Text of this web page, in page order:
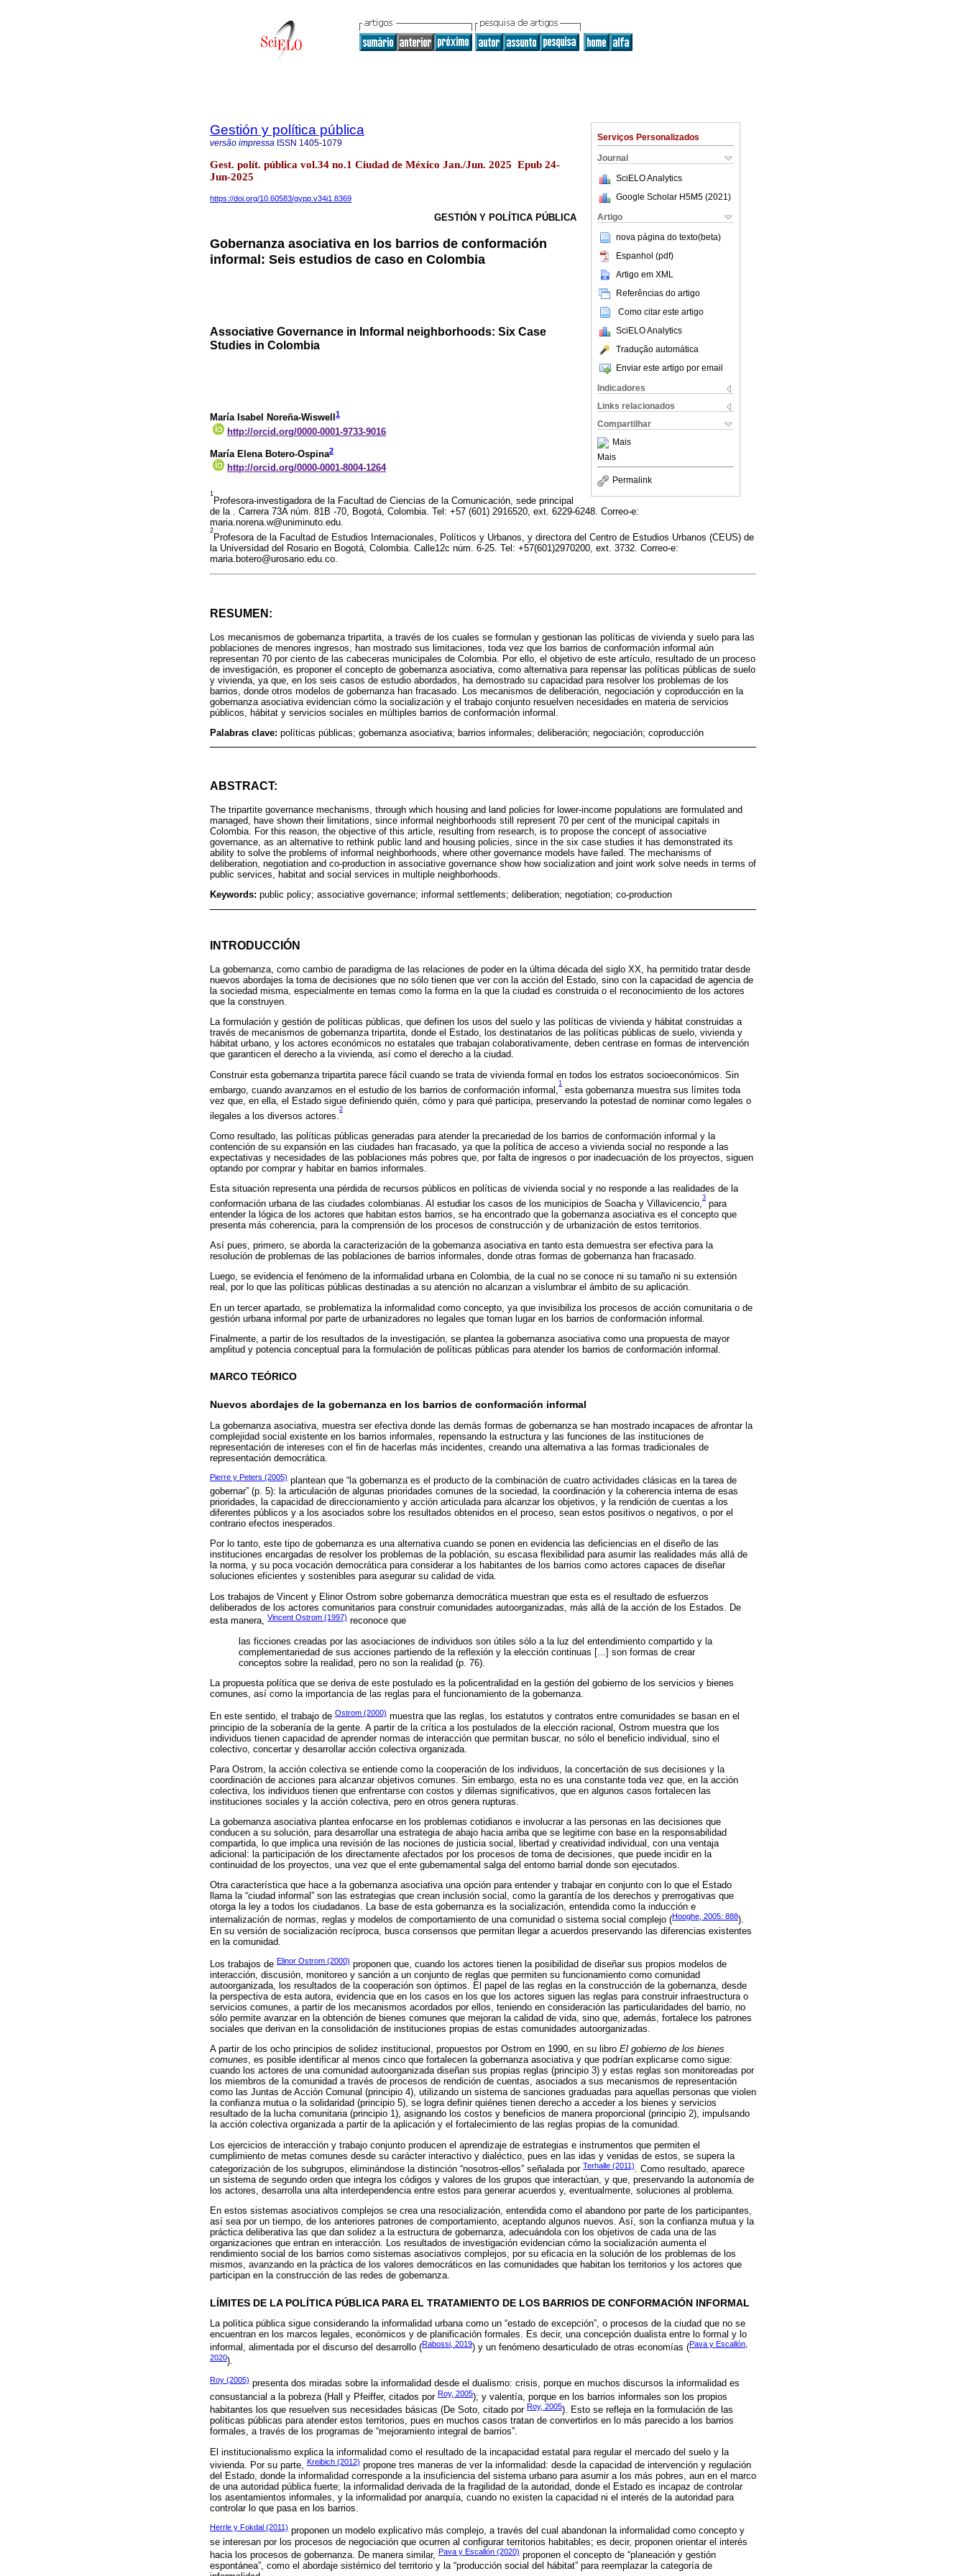
Serviços Personalizados
Journal
SciELO Analytics
Google Scholar H5M5 (2021 )
Artigo
nova página do texto(beta)
Espanhol (pdf)
Artigo em XML
Referências do artigo
Como citar este artigo
SciELO Analytics
Tradução automática
Enviar este artigo por email
Indicadores
Links relacionados
Compartilhar
Mais
Mais
Permalink
Gestión y política pública
versão impressa ISSN 1405-1079
Gest. polít. pública vol.34 no.1 Ciudad de México Jan./Jun. 2025 Epub 24-
Jun-2025
https://doi.org/10.60583/gypp.v34i1.8369
GESTIÓN Y POLÍTICA PÚBLICA
Gobernanza asociativa en los barrios de conformación
informal: Seis estudios de caso en Colombia
Associative Governance in Informal neighborhoods: Six Case
Studies in Colombia
María Isabel Noreña-Wiswell 1
http://orcid.org/0000-0001-9733-9016
María Elena Botero-Ospina2
http://orcid.org/0000-0001-8004-1264
1
Profesora-investigadora de la Facultad de Ciencias de la Comunicación, sede principal
de la . Carrera 73A núm. 81B -70, Bogotá, Colombia. Tel: +57 (601) 2916520, ext. 6229-6248. Correo-e:
maria.norena.w@uniminuto.edu.
2
Profesora de la Facultad de Estudios Internacionales, Políticos y Urbanos, y directora del Centro de Estudios Urbanos (CEUS) de
la Universidad del Rosario en Bogotá, Colombia. Calle12c núm. 6-25. Tel: +57(601)2970200, ext. 3732. Correo-e:
maria.botero@urosario.edu.co.
RESUMEN:
Los mecanismos de gobernanza tripartita, a través de los cuales se formulan y gestionan las políticas de vivienda y suelo para las
poblaciones de menores ingresos, han mostrado sus limitaciones, toda vez que los barrios de conformación informal aún
representan 70 por ciento de las cabeceras municipales de Colombia. Por ello, el objetivo de este artículo, resultado de un proceso
de investigación, es proponer el concepto de gobernanza asociativa, como alternativa para repensar las políticas públicas de suelo
y vivienda, ya que, en los seis casos de estudio abordados, ha demostrado su capacidad para resolver los problemas de los
barrios, donde otros modelos de gobernanza han fracasado. Los mecanismos de deliberación, negociación y coproducción en la
gobernanza asociativa evidencian cómo la socialización y el trabajo conjunto resuelven necesidades en materia de servicios
públicos, hábitat y servicios sociales en múltiples barrios de conformación informal.
Palabras clave: políticas públicas; gobernanza asociativa; barrios informales; deliberación; negociación; coproducción
ABSTRACT:
The tripartite governance mechanisms, through which housing and land policies for lower-income populations are formulated and
managed, have shown their limitations, since informal neighborhoods still represent 70 per cent of the municipal capitals in
Colombia. For this reason, the objective of this article, resulting from research, is to propose the concept of associative
governance, as an alternative to rethink public land and housing policies, since in the six case studies it has demonstrated its
ability to solve the problems of informal neighborhoods, where other governance models have failed. The mechanisms of
deliberation, negotiation and co-production in associative governance show how socialization and joint work solve needs in terms of
public services, habitat and social services in multiple neighborhoods.
Keywords: public policy; associative governance; informal settlements; deliberation; negotiation; co-production
INTRODUCCIÓN
La gobernanza, como cambio de paradigma de las relaciones de poder en la última década del siglo XX, ha permitido tratar desde
nuevos abordajes la toma de decisiones que no sólo tienen que ver con la acción del Estado, sino con la capacidad de agencia de
la sociedad misma, especialmente en temas como la forma en la que la ciudad es construida o el reconocimiento de los actores
que la construyen.
La formulación y gestión de políticas públicas, que definen los usos del suelo y las políticas de vivienda y hábitat construidas a
través de mecanismos de gobernanza tripartita, donde el Estado, los destinatarios de las políticas públicas de suelo, vivienda y
hábitat urbano, y los actores económicos no estatales que trabajan colaborativamente, deben centrase en formas de intervención
que garanticen el derecho a la vivienda, así como el derecho a la ciudad.
Construir esta gobernanza tripartita parece fácil cuando se trata de vivienda formal en todos los estratos socioeconómicos. Sin
embargo, cuando avanzamos en el estudio de los barrios de conformación informal,
1
esta gobernanza muestra sus límites toda
vez que, en ella, el Estado sigue definiendo quién, cómo y para qué participa, preservando la potestad de nominar como legales o
ilegales a los diversos actores.
2
Como resultado, las políticas públicas generadas para atender la precariedad de los barrios de conformación informal y la
contención de su expansión en las ciudades han fracasado, ya que la política de acceso a vivienda social no responde a las
expectativas y necesidades de las poblaciones más pobres que, por falta de ingresos o por inadecuación de los proyectos, siguen
optando por comprar y habitar en barrios informales.
Esta situación representa una pérdida de recursos públicos en políticas de vivienda social y no responde a las realidades de la
conformación urbana de las ciudades colombianas. Al estudiar los casos de los municipios de Soacha y Villavicencio,
3
para
entender la lógica de los actores que habitan estos barrios, se ha encontrado que la gobernanza asociativa es el concepto que
presenta más coherencia, para la comprensión de los procesos de construcción y de urbanización de estos territorios.
Así pues, primero, se aborda la caracterización de la gobernanza asociativa en tanto esta demuestra ser efectiva para la
resolución de problemas de las poblaciones de barrios informales, donde otras formas de gobernanza han fracasado.
Luego, se evidencia el fenómeno de la informalidad urbana en Colombia, de la cual no se conoce ni su tamaño ni su extensión
real, por lo que las políticas públicas destinadas a su atención no alcanzan a vislumbrar el ámbito de su aplicación.
En un tercer apartado, se problematiza la informalidad como concepto, ya que invisibiliza los procesos de acción comunitaria o de
gestión urbana informal por parte de urbanizadores no legales que toman lugar en los barrios de conformación informal.
Finalmente, a partir de los resultados de la investigación, se plantea la gobernanza asociativa como una propuesta de mayor
amplitud y potencia conceptual para la formulación de políticas públicas para atender los barrios de conformación informal.
MARCO TEÓRICO
Nuevos abordajes de la gobernanza en los barrios de conformación informal
La gobernanza asociativa, muestra ser efectiva donde las demás formas de gobernanza se han mostrado incapaces de afrontar la
complejidad social existente en los barrios informales, repensando la estructura y las funciones de las instituciones de
representación de intereses con el fin de hacerlas más incidentes, creando una alternativa a las formas tradicionales de
representación democrática.
Pierre y Peters (2005) plantean que “la gobernanza es el producto de la combinación de cuatro actividades clásicas en la tarea de
gobernar” (p. 5): la articulación de algunas prioridades comunes de la sociedad, la coordinación y la coherencia interna de esas
prioridades, la capacidad de direccionamiento y acción articulada para alcanzar los objetivos, y la rendición de cuentas a los
diferentes públicos y a los asociados sobre los resultados obtenidos en el proceso, sean estos positivos o negativos, o por el
contrario efectos inesperados.
Por lo tanto, este tipo de gobernanza es una alternativa cuando se ponen en evidencia las deficiencias en el diseño de las
instituciones encargadas de resolver los problemas de la población, su escasa flexibilidad para asumir las realidades más allá de
la norma, y su poca vocación democrática para considerar a los habitantes de los barrios como actores capaces de diseñar
soluciones eficientes y sostenibles para asegurar su calidad de vida.
Los trabajos de Vincent y Elinor Ostrom sobre gobernanza democrática muestran que esta es el resultado de esfuerzos
deliberados de los actores comunitarios para construir comunidades autoorganizadas, más allá de la acción de los Estados. De
esta manera,
Vincent Ostrom (1997) reconoce que
las ficciones creadas por las asociaciones de individuos son útiles sólo a la luz del entendimiento compartido y la
complementariedad de sus acciones partiendo de la reflexión y la elección continuas [...] son formas de crear
conceptos sobre la realidad, pero no son la realidad (p. 76).
La propuesta política que se deriva de este postulado es la policentralidad en la gestión del gobierno de los servicios y bienes
comunes, así como la importancia de las reglas para el funcionamiento de la gobernanza.
En este sentido, el trabajo de Ostrom (2000) muestra que las reglas, los estatutos y contratos entre comunidades se basan en el
principio de la soberanía de la gente. A partir de la crítica a los postulados de la elección racional, Ostrom muestra que los
individuos tienen capacidad de aprender normas de interacción que permitan buscar, no sólo el beneficio individual, sino el
colectivo, concertar y desarrollar acción colectiva organizada.
Para Ostrom, la acción colectiva se entiende como la cooperación de los individuos, la concertación de sus decisiones y la
coordinación de acciones para alcanzar objetivos comunes. Sin embargo, esta no es una constante toda vez que, en la acción
colectiva, los individuos tienen que enfrentarse con costos y dilemas significativos, que en algunos casos fortalecen las
instituciones sociales y la acción colectiva, pero en otros genera rupturas.
La gobernanza asociativa plantea enfocarse en los problemas cotidianos e involucrar a las personas en las decisiones que
conducen a su solución, para desarrollar una estrategia de abajo hacia arriba que se legitime con base en la responsabilidad
compartida, lo que implica una revisión de las nociones de justicia social, libertad y creatividad individual, con una ventaja
adicional: la participación de los directamente afectados por los procesos de toma de decisiones, que puede incidir en la
continuidad de los proyectos, una vez que el ente gubernamental salga del entorno barrial donde son ejecutados.
Otra característica que hace a la gobernanza asociativa una opción para entender y trabajar en conjunto con lo que el Estado
llama la “ciudad informal” son las estrategias que crean inclusión social, como la garantía de los derechos y prerrogativas que
otorga la ley a todos los ciudadanos. La base de esta gobernanza es la socialización, entendida como la inducción e
internalización de normas, reglas y modelos de comportamiento de una comunidad o sistema social complejo (Hooghe, 2005: 888).
En su versión de socialización recíproca, busca consensos que permitan llegar a acuerdos preservando las diferencias existentes
en la comunidad.
Los trabajos de Elinor Ostrom (2000) proponen que, cuando los actores tienen la posibilidad de diseñar sus propios modelos de
interacción, discusión, monitoreo y sanción a un conjunto de reglas que permiten su funcionamiento como comunidad
autoorganizada, los resultados de la cooperación son óptimos. El papel de las reglas en la construcción de la gobernanza, desde
la perspectiva de esta autora, evidencia que en los casos en los que los actores siguen las reglas para construir infraestructura o
servicios comunes, a partir de los mecanismos acordados por ellos, teniendo en consideración las particularidades del barrio, no
sólo permite avanzar en la obtención de bienes comunes que mejoran la calidad de vida, sino que, además, fortalece los patrones
sociales que derivan en la consolidación de instituciones propias de estas comunidades autoorganizadas.
A partir de los ocho principios de solidez institucional, propuestos por Ostrom en 1990, en su libro El gobierno de los bienes
comunes, es posible identificar al menos cinco que fortalecen la gobernanza asociativa y que podrían explicarse como sigue:
cuando los actores de una comunidad autoorganizada diseñan sus propias reglas (principio 3) y estas reglas son monitoreadas por
los miembros de la comunidad a través de procesos de rendición de cuentas, asociados a sus mecanismos de representación
como las Juntas de Acción Comunal (principio 4), utilizando un sistema de sanciones graduadas para aquellas personas que violen
la confianza mutua o la solidaridad (principio 5), se logra definir quiénes tienen derecho a acceder a los bienes y servicios
resultado de la lucha comunitaria (principio 1), asignando los costos y beneficios de manera proporcional (principio 2), impulsando
la acción colectiva organizada a partir de la aplicación y el fortalecimiento de las reglas propias de la comunidad.
Los ejercicios de interacción y trabajo conjunto producen el aprendizaje de estrategias e instrumentos que permiten el
cumplimiento de metas comunes desde su carácter interactivo y dialéctico, pues en las idas y venidas de estos, se supera la
categorización de los subgrupos, eliminándose la distinción “nosotros-ellos” señalada por Terhalle (2011)
. Como resultado, aparece
un sistema de segundo orden que integra los códigos y valores de los grupos que interactúan, y que, preservando la autonomía de
los actores, desarrolla una alta interdependencia entre estos para generar acuerdos y, eventualmente, soluciones al problema.
En estos sistemas asociativos complejos se crea una resocialización, entendida como el abandono por parte de los participantes,
así sea por un tiempo, de los anteriores patrones de comportamiento, aceptando algunos nuevos. Así, son la confianza mutua y la
práctica deliberativa las que dan solidez a la estructura de gobernanza, adecuándola con los objetivos de cada una de las
organizaciones que entran en interacción. Los resultados de investigación evidencian cómo la socialización aumenta el
rendimiento social de los barrios como sistemas asociativos complejos, por su eficacia en la solución de los problemas de los
mismos, avanzando en la práctica de los valores democráticos en las comunidades que habitan los territorios y los actores que
participan en la construcción de las redes de gobernanza.
LÍMITES DE LA POLÍTICA PÚBLICA PARA EL TRATAMIENTO DE LOS BARRIOS DE CONFORMACIÓN INFORMAL
La política pública sigue considerando la informalidad urbana como un “estado de excepción”, o procesos de la ciudad que no se
encuentran en los marcos legales, económicos y de planificación formales. Es decir, una concepción dualista entre lo formal y lo
informal, alimentada por el discurso del desarrollo (Rabossi, 2019) y un fenómeno desarticulado de otras economías (Pava y Escallón,
2020).
Roy (2005) presenta dos miradas sobre la informalidad desde el dualismo: crisis, porque en muchos discursos la informalidad es
consustancial a la pobreza (Hall y Pfeiffer, citados por Roy, 2005); y valentía, porque en los barrios informales son los propios
habitantes los que resuelven sus necesidades básicas (De Soto, citado por Roy, 2005). Esto se refleja en la formulación de las
políticas públicas para atender estos territorios, pues en muchos casos tratan de convertirlos en lo más parecido a los barrios
formales, a través de los programas de “mejoramiento integral de barrios”.
El institucionalismo explica la informalidad como el resultado de la incapacidad estatal para regular el mercado del suelo y la
vivienda. Por su parte, Kreibich (2012) propone tres maneras de ver la informalidad: desde la capacidad de intervención y regulación
del Estado, donde la informalidad corresponde a la insuficiencia del sistema urbano para asumir a los más pobres, aun en el marco
de una autoridad pública fuerte; la informalidad derivada de la fragilidad de la autoridad, donde el Estado es incapaz de controlar
los asentamientos informales, y la informalidad por anarquía, cuando no existen la capacidad ni el interés de la autoridad para
controlar lo que pasa en los barrios.
Herrle y Fokdal (2011) proponen un modelo explicativo más complejo, a través del cual abandonan la informalidad como concepto y
se interesan por los procesos de negociación que ocurren al configurar territorios habitables; es decir, proponen orientar el interés
hacia los procesos de gobernanza. De manera similar, Pava y Escallón (2020) proponen el concepto de “planeación y gestión
espontánea”, como el abordaje sistémico del territorio y la “producción social del hábitat” para reemplazar la categoría de